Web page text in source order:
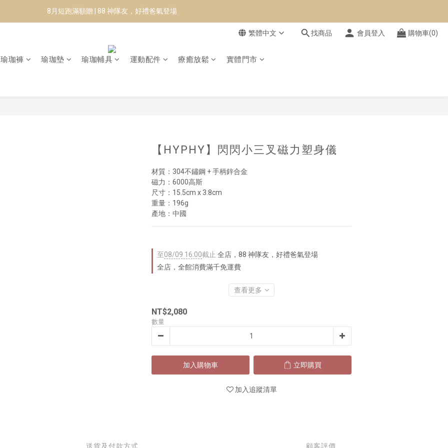
8月短跑滿額贈 | 88 神隊友，好禮爸氣登場
8月短跑滿額贈 | 88 神隊友，好禮爸氣登場
Manduka-跟著青蛙去旅行｜快閃第二站-台南
繁體中文 找商品 會員登入 購物車(0)
瑜珈褲 瑜珈墊 瑜珈輔具 運動配件 療癒放鬆 實體門市
【HYPHY】閃閃小三叉磁力塑身儀
材質：304不鏽鋼 + 手柄鋅合金
磁力：6000高斯
尺寸：15.5cm x 3.8cm
重量：196g
產地：中國
至08/09 16:00截止 全店，88 神隊友，好禮爸氣登場
全店，全館消費滿千免運費
查看更多
NT$2,080
數量
加入購物車 立即購買
加入追蹤清單